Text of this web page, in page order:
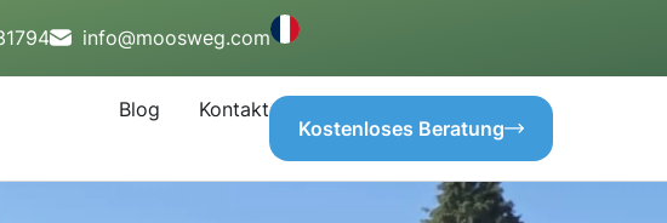
info@moosweg.com
Blog
Kontakt
Kostenloses Beratung